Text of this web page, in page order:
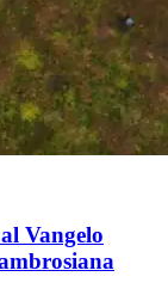
Vangelo